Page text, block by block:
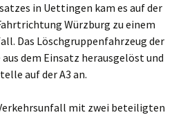
in Uettingen kam es auf der
Würzburg zu einem
Das Löschgruppenfahrzeug der
dem Einsatz herausgelöst und
auf der A3 an.
mit zwei beteiligten